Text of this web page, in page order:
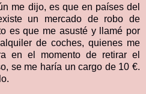
me dijo, es que en países del
un mercado de robo de
es que me asusté y llamé por
de coches, quienes me
en el momento de retirar el
se me haría un cargo de 10 €.